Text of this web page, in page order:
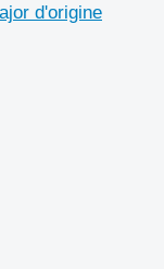
d'origine